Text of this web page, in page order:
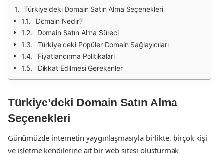
Türkiye'deki Domain Satın Alma Seçenekleri
Domain Nedir?
Domain Satın Alma Süreci
Türkiye'deki Popüler Domain Sağlayıcıları
Fiyatlandırma Politikaları
Dikkat Edilmesi Gerekenler
Türkiye’deki Domain Satın Alma
Seçenekleri
Günümüzde internetin yaygınlaşmasıyla birlikte, birçok kişi
ve işletme kendilerine ait bir web sitesi oluşturmak